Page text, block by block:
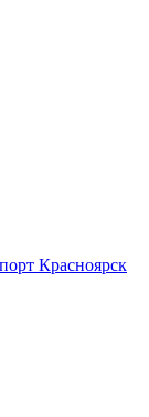
Красноярск